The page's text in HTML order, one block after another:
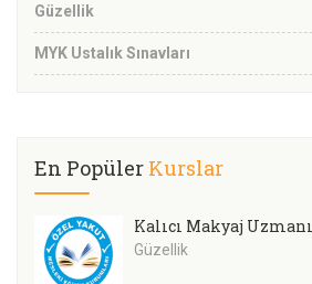
Güzellik
MYK Ustalık Sınavları
En Popüler Kurslar
Kalıcı Makyaj Uzmanı
Güzellik